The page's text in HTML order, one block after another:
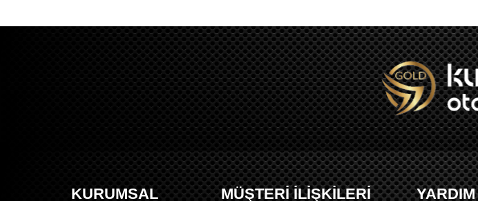
KURUMSAL MÜŞTERİ İLİŞKİLERİ YARDIM